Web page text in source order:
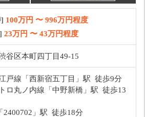
100万円 〜 996万円程度
23万円 〜 43万円程度
谷区本町四丁目49-15
戸線「西新宿五丁目」駅 徒歩9分
ロ丸ノ内線「中野新橋」駅 徒歩13
2400702」駅 徒歩18分